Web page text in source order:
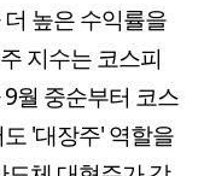
높은 수익률을
지수는 코스피
월 중순부터 코스
'대장주' 역할을